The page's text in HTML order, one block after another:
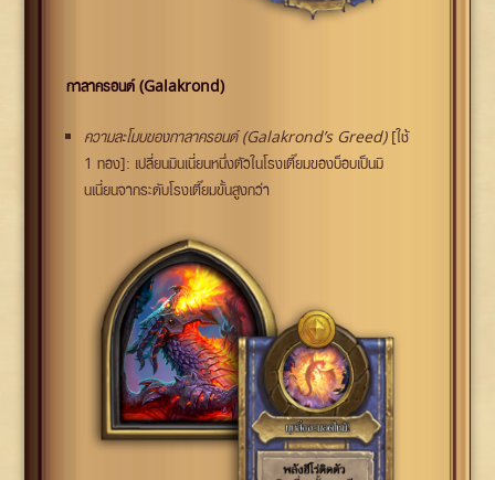
กาลาครอนด์ (Galakrond)
ความละโมบของกาลาครอนด์ (Galakrond’s Greed)[ใช้
1 ทอง]: เปลี่ยนมินเนี่ยนหนึ่งตัวในโรงเตี๊ยมของบ็อบเป็นมิ
นเนี่ยนจากระดับโรงเตี๊ยมขั้นสูงกว่า